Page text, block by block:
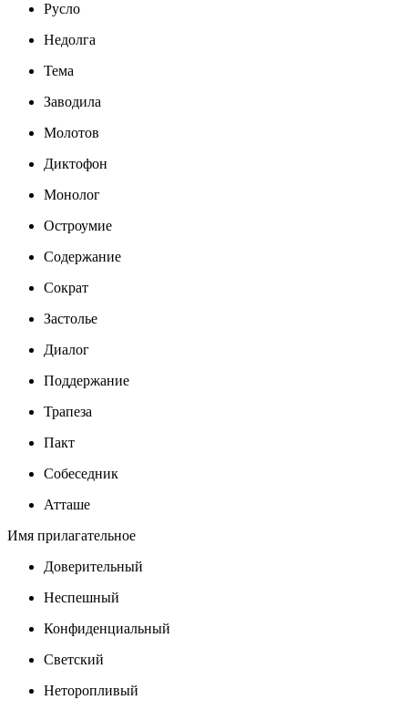
Русло
Недолга
Тема
Заводила
Молотов
Диктофон
Монолог
Остроумие
Содержание
Сократ
Застолье
Диалог
Поддержание
Трапеза
Пакт
Собеседник
Атташе
Имя прилагательное
Доверительный
Неспешный
Конфиденциальный
Светский
Неторопливый